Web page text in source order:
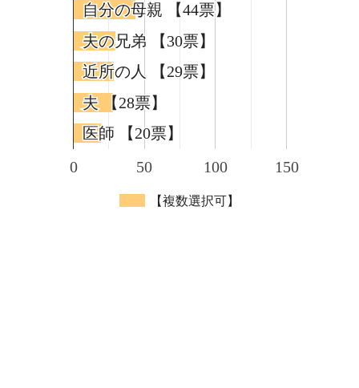
【複数選択可】
0 50 100 150
自分の母親 【44票】
自分の母親 【44票】
夫の兄弟 【30票】
夫の兄弟 【30票】
近所の人 【29票】
近所の人 【29票】
夫 【28票】
夫 【28票】
医師 【20票】
医師 【20票】